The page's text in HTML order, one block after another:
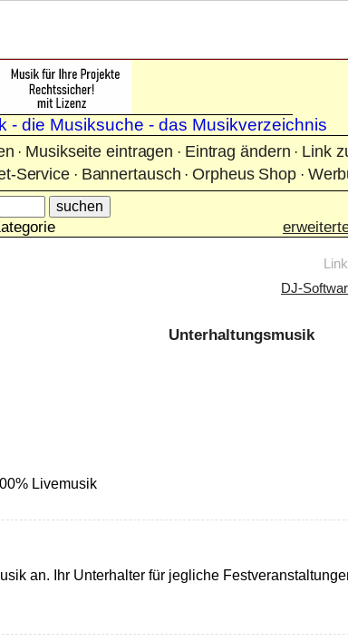
- die Musiksuche - das Musikverzeichnis
· Musikseite eintragen · Eintrag ändern · Link
Service· Bannertausch ·Orpheus Shop ·
DJ-
Unterhaltungsmusik
Livemusik
an. Ihr Unterhalter für jegliche